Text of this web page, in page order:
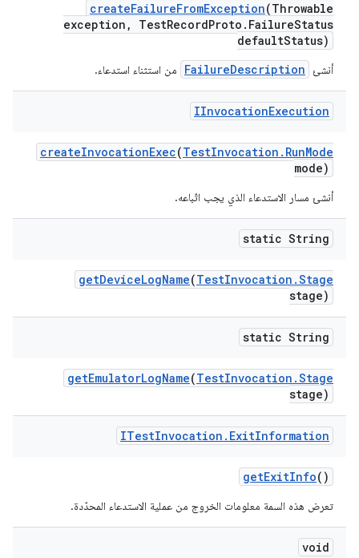
createFailureFromException(Throwable
exception , TestRecordProto . FailureStatus
defaultStatus)
أنشئ FailureDescription من استثناء استدعاء.
IInvocationExecution
createInvocationExec(TestInvocation . RunMode
mode)
أنشئ مسار الاستدعاء الذي يجب اتّباعه.
static String
getDeviceLogName(TestInvocation .Stage
stage)
static String
getEmulatorLogName(TestInvocation .Stage
stage)
ITestInvocation . ExitInformation
getExitInfo()
تعرض هذه السمة معلومات الخروج من عملية الاستدعاء المحدّدة.
void